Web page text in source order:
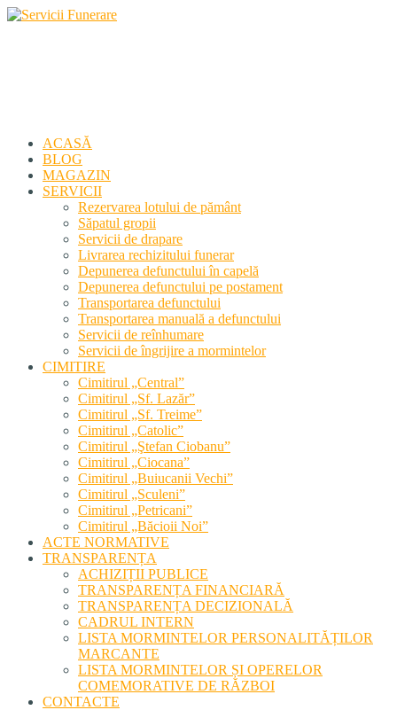
ACASĂ
BLOG
MAGAZIN
SERVICII
Rezervarea lotului de pământ
Săpatul gropii
Servicii de drapare
Livrarea rechizitului funerar
Depunerea defunctului în capelă
Depunerea defunctului pe postament
Transportarea defunctului
Transportarea manuală a defunctului
Servicii de reînhumare
Servicii de îngrijire a mormintelor
CIMITIRE
Cimitirul „Central”
Cimitirul „Sf. Lazăr”
Cimitirul „Sf. Treime”
Cimitirul „Catolic”
Cimitirul „Ştefan Ciobanu”
Cimitirul „Ciocana”
Cimitirul „Buiucanii Vechi”
Cimitirul „Sculeni”
Cimitirul „Petricani”
Cimitirul „Băcioii Noi”
ACTE NORMATIVE
TRANSPARENȚA
ACHIZIȚII PUBLICE
TRANSPARENȚA FINANCIARĂ
TRANSPARENȚA DECIZIONALĂ
CADRUL INTERN
LISTA MORMINTELOR PERSONALITĂȚILOR
MARCANTE
LISTA MORMINTELOR ȘI OPERELOR
COMEMORATIVE DE RĂZBOI
CONTACTE